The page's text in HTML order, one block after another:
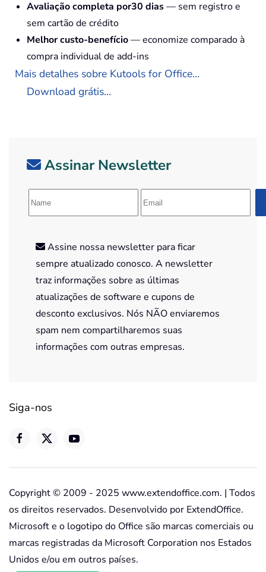
Avaliação completa por30 dias— sem registro e
sem cartão de crédito
Melhor custo-benefício— economize comparado à
compra individual de add-ins
Mais detalhes sobre Kutools for Office...
Download grátis...
Assinar Newsletter
Assine nossa newsletter para ficar
sempre atualizado conosco. A newsletter
traz informações sobre as últimas
atualizações de software e cupons de
desconto exclusivos. Nós NÃO enviaremos
spam nem compartilharemos suas
informações com outras empresas.
Siga-nos
Copyright © 2009 - 2025 www.extendoffice.com. | Todos
os direitos reservados. Desenvolvido por ExtendOffice.
Microsoft e o logotipo do Office são marcas comerciais ou
marcas registradas da Microsoft Corporation nos Estados
Unidos e/ou em outros países.